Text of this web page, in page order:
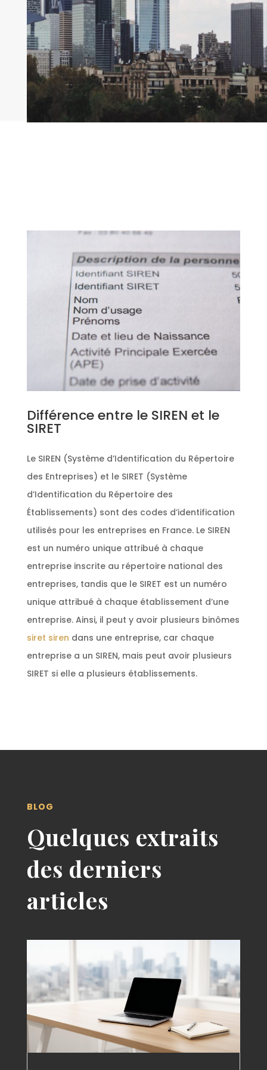
Différence entre le SIREN et le
SIRET
Le SIREN (Système d’Identification du Répertoire
des Entreprises) et le SIRET (Système
d’Identification du Répertoire des
Établissements) sont des codes d’identification
utilisés pour les entreprises en France. Le SIREN
est un numéro unique attribué à chaque
entreprise inscrite au répertoire national des
entreprises, tandis que le SIRET est un numéro
unique attribué à chaque établissement d’une
entreprise. Ainsi, il peut y avoir plusieurs binômes
siret siren dans une entreprise, car chaque
entreprise a un SIREN, mais peut avoir plusieurs
SIRET si elle a plusieurs établissements.
BLOG
Quelques extraits
des derniers
articles